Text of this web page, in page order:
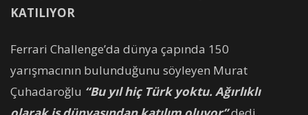
KATILIYOR
Ferrari Challenge’da dünya çapında 150
yarışmacının bulunduğunu söyleyen Murat
Çuhadaroğlu “Bu yıl hiç Türk yoktu. Ağırlıklı